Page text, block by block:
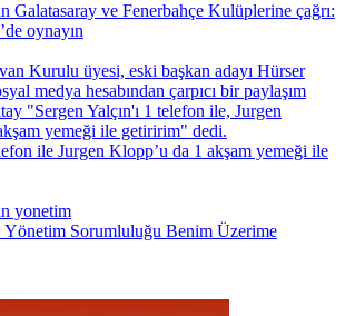
Galatasaray ve Fenerbahçe Kulüplerine çağrı:
oynayın
ile Jurgen Klopp’u da 1 akşam yemeği ile
Yönetim Sorumluluğu Benim Üzerime